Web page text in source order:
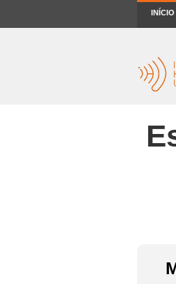
INÍCIO